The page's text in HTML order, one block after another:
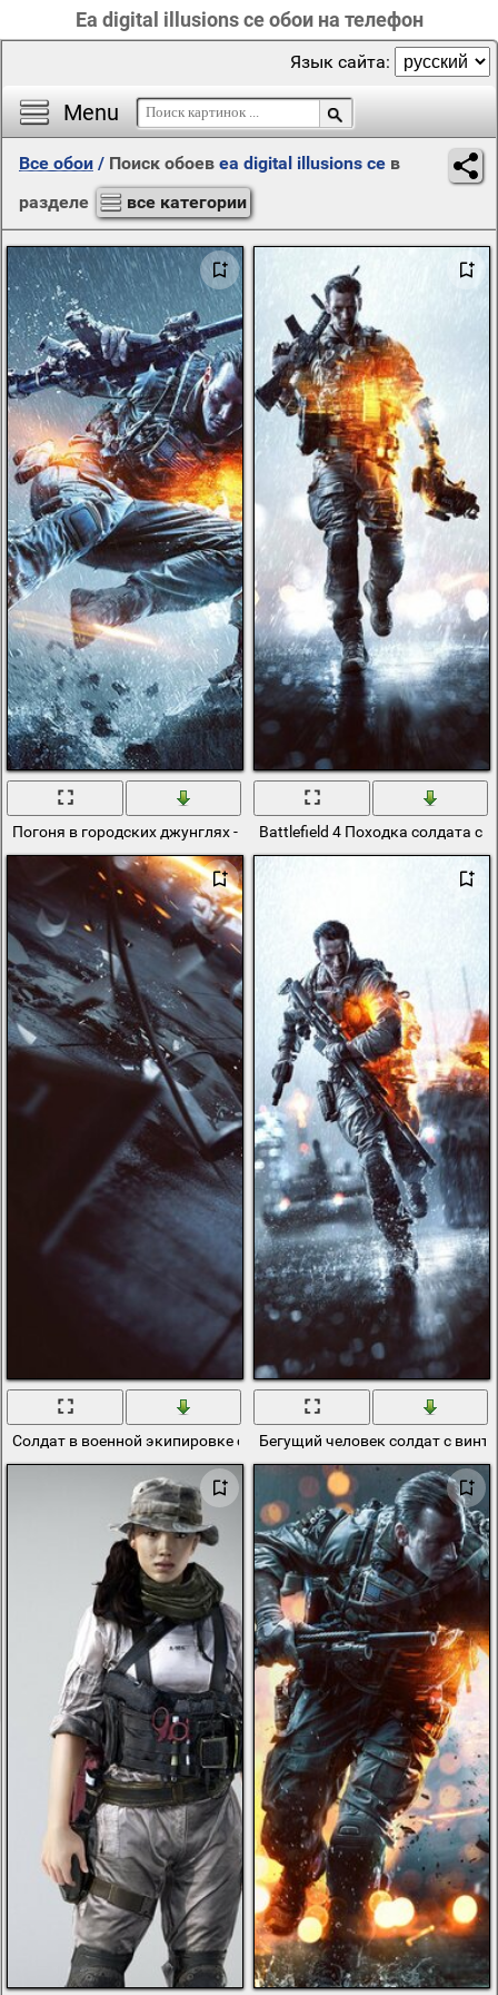
Ea digital illusions ce обои на телефон
Menu
Язык сайта:
Все обои / Поиск обоев ea digital illusions ce в
разделе
все категории
Погоня в городских джунглях - стрелок в прыжкеBattlefield 4 Походка солдата с
Солдат в военной экипировке стреляет из оружия
Бегущий человек солдат с